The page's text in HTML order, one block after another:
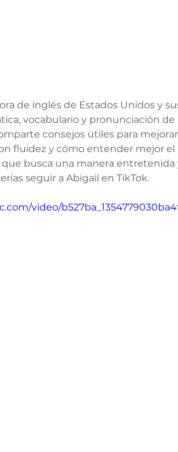
de inglés de Estados Unidos y
vocabulario y pronunciación
consejos útiles para
fluidez y cómo entender mejor el
busca una manera entretenida
seguir a Abigail en TikTok.
video/